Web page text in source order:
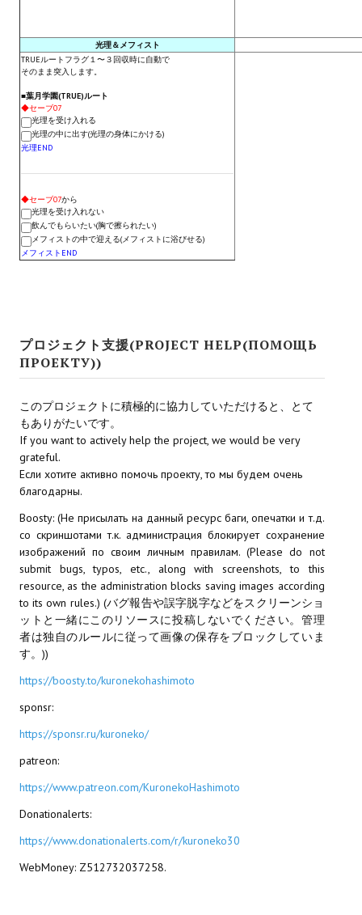
REBalance
Работы Kuroneko
Doom 3 Remaster Fan Edition
X2 - The Threat Remaster Fan Edition
Quake III Arena Remaster Fan Edition
Star Trek Voyager Elite Force Remaster Fan Edition
Sacred Gold Remaster Fan Edition
Age of Pirates: Caribbean Tales Remaster Fan Edition
Корсары 3 Сундук мертвеца Remaster Fan Edition
Sea Dogs - City of Abandoned Ships Remaster Fan Edition
Sea Dogs Remaster Fan Edition
НОВОСТИ ПОРТАЛА
Новости Архив
МОДЫ ДЛЯ ИГР
Патчи
Mass Effect 2
Mass Effect 3
Моды
Dragon Age: Origins
Dragon Age 2
Dragon Age: Inquisition
光理＆メフィスト
TRUEルートフラグ１〜３回収時に自動で
そのまま突入します。
■葉月学園(TRUE)ルート
◆セーブ07
光理を受け入れる
光理の中に出す(光理の身体にかける)
光理END
◆セーブ07から
光理を受け入れない
飲んでもらいたい(胸で擦られたい)
メフィストの中で迎える(メフィストに浴びせる)
メフィストEND
プロジェクト支援(PROJECT HELP(ПОМОЩЬ
ПРОЕКТУ))
このプロジェクトに積極的に協力していただけると、とて
もありがたいです。
If you want to actively help the project, we would be very
grateful.
Если хотите активно помочь проекту, то мы будем очень
благодарны.
Boosty: (Не присылать на данный ресурс баги, опечатки и т.д.
со скриншотами т.к. администрация блокирует сохранение
изображений по своим личным правилам. (Please do not
submit bugs, typos, etc., along with screenshots, to this
resource, as the administration blocks saving images according
to its own rules.) (バグ報告や誤字脱字などをスクリーンショ
ットと一緒にこのリソースに投稿しないでください。管理
者は独自のルールに従って画像の保存をブロックしていま
す。))
https://boosty.to/kuronekohashimoto
sponsr:
https://sponsr.ru/kuroneko/
patreon:
https://www.patreon.com/KuronekoHashimoto
Donationalerts:
https://www.donationalerts.com/r/kuroneko30
WebMoney: Z512732037258.